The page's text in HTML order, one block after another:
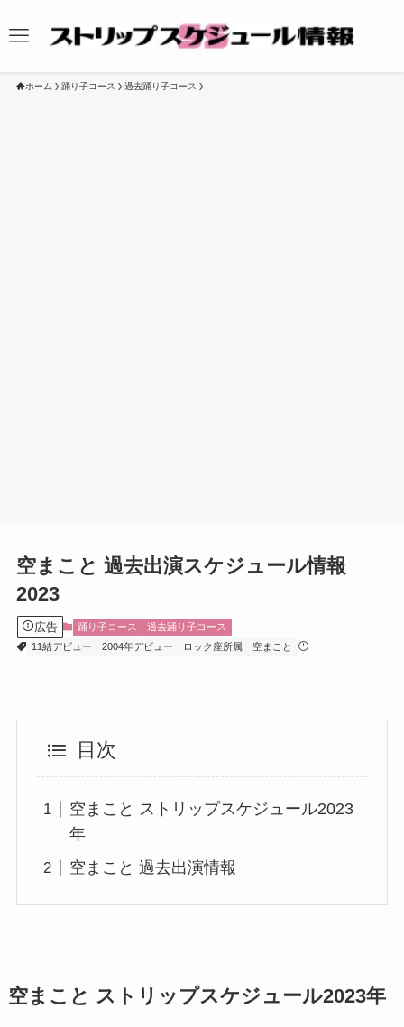
ホーム 踊り子コース 過去踊り子コース
空まこと 過去出演スケジュール情報
2023
広告 踊り子コース
過去踊り子コース
11結デビュー
2004年デビュー ロック座所属 空まこと
目次
空まこと ストリップスケジュール2023
年
空まこと 過去出演情報
空まこと ストリップスケジュール2023年